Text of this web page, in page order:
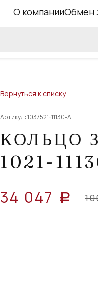
О компанииОбмен
Вернуться к списку
Артикул: 1037521-11130-A
КОЛЬЦО
1021-
34 047 a